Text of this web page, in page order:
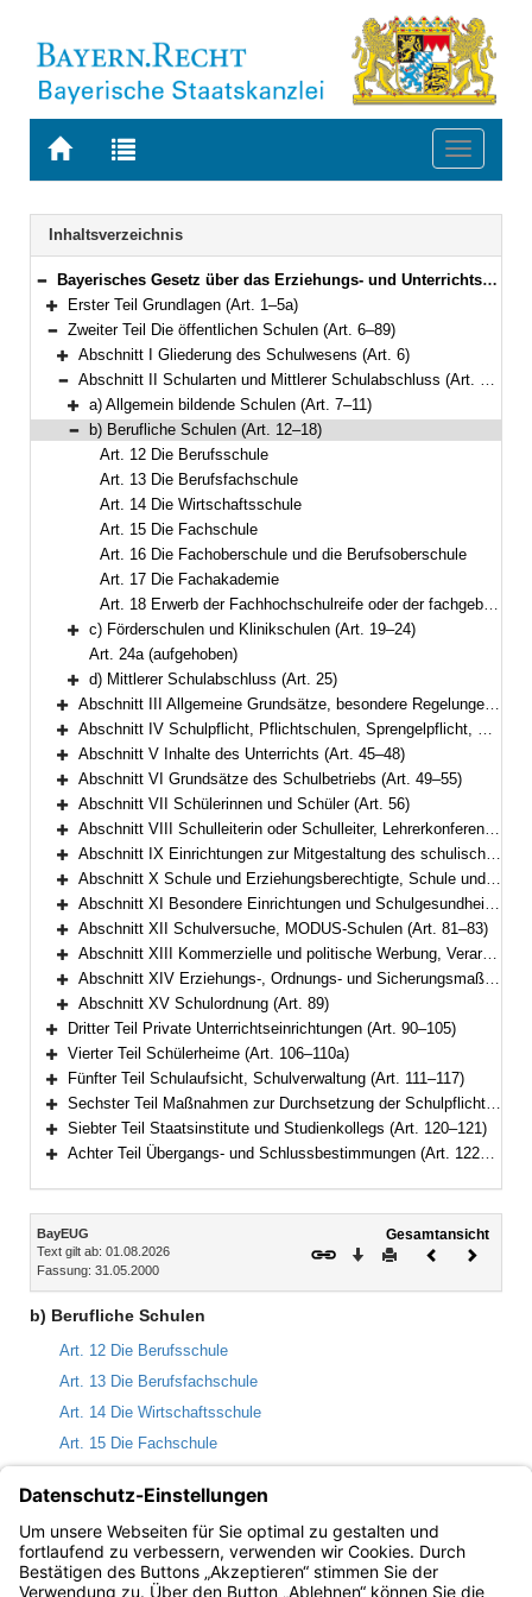
Zur
BAYERN.RECHT
Zur
letzten
Suche
Toggle
Navigation
Inhaltsverzeichnis
Bereich reduzieren
Bayerisches Gesetz über das Erziehungs- und Unterrichtswesen (BayEUG) in der Fassung der Bekanntmachung vom 31. Mai 2000 (GVBl. S. 414, 632) BayRS 2230-1-1-K (Art. 1–125)
Bereich erweitern
Erster Teil Grundlagen (Art. 1–5a)
Bereich reduzieren
Zweiter Teil Die öffentlichen Schulen (Art. 6–89)
Bereich erweitern
Abschnitt I Gliederung des Schulwesens (Art. 6)
Bereich reduzieren
Abschnitt II Schularten und Mittlerer Schulabschluss (Art. 7–25)
Bereich erweitern
a) Allgemein bildende Schulen (Art. 7–11)
Bereich reduzieren
b) Berufliche Schulen (Art. 12–18)
Art. 12 Die Berufsschule
Art. 13 Die Berufsfachschule
Art. 14 Die Wirtschaftsschule
Art. 15 Die Fachschule
Art. 16 Die Fachoberschule und die Berufsoberschule
Art. 17 Die Fachakademie
Art. 18 Erwerb der Fachhochschulreife oder der fachgebundenen Hochschulreife an beruflichen Schulen
Bereich erweitern
c) Förderschulen und Klinikschulen (Art. 19–24)
Art. 24a (aufgehoben)
Bereich erweitern
d) Mittlerer Schulabschluss (Art. 25)
Bereich erweitern
Abschnitt III Allgemeine Grundsätze, besondere Regelungen für Pflichtschulen (Art. 26–34)
Bereich erweitern
Abschnitt IV Schulpflicht, Pflichtschulen, Sprengelpflicht, Gastschulverhältnisse, Wahl des schulischen Bildungswegs (Art. 35–44)
Bereich erweitern
Abschnitt V Inhalte des Unterrichts (Art. 45–48)
Bereich erweitern
Abschnitt VI Grundsätze des Schulbetriebs (Art. 49–55)
Bereich erweitern
Abschnitt VII Schülerinnen und Schüler (Art. 56)
Bereich erweitern
Abschnitt VIII Schulleiterin oder Schulleiter, Lehrerkonferenz, Lehrkräfte und sonstiges Personal (Art. 57–61)
Bereich erweitern
Abschnitt IX Einrichtungen zur Mitgestaltung des schulischen Lebens (Art. 62–73)
Bereich erweitern
Abschnitt X Schule und Erziehungsberechtigte, Schule und Arbeitgeber (Art. 74–77)
Bereich erweitern
Abschnitt XI Besondere Einrichtungen und Schulgesundheit (Art. 78–80)
Bereich erweitern
Abschnitt XII Schulversuche, MODUS-Schulen (Art. 81–83)
Bereich erweitern
Abschnitt XIII Kommerzielle und politische Werbung, Verarbeitung personenbezogener Daten (Art. 84–85a)
Bereich erweitern
Abschnitt XIV Erziehungs-, Ordnungs- und Sicherungsmaßnahmen (Art. 86–88a)
Bereich erweitern
Abschnitt XV Schulordnung (Art. 89)
Bereich erweitern
Dritter Teil Private Unterrichtseinrichtungen (Art. 90–105)
Bereich erweitern
Vierter Teil Schülerheime (Art. 106–110a)
Bereich erweitern
Fünfter Teil Schulaufsicht, Schulverwaltung (Art. 111–117)
Bereich erweitern
Sechster Teil Maßnahmen zur Durchsetzung der Schulpflicht, Ordnungswidrigkeiten (Art. 118–119)
Bereich erweitern
Siebter Teil Staatsinstitute und Studienkollegs (Art. 120–121)
Achter Teil Übergangs- und Schlussbestimmungen (Art. 122–125)
Inhalt
BayEUG
Text gilt ab: 01.08.2026
Fassung: 31.05.2000
Gesamtansicht
Download
DruckenVorheriges
b) Berufliche Schulen
Art. 12 Die Berufsschule
Art. 13 Die Berufsfachschule
Art. 14 Die Wirtschaftsschule
Art. 15 Die Fachschule
Art. 17 Die Fachakademie
Art. 18 Erwerb der Fachhochschulreife oder der fachgebundenen
Hochschulreife an beruflichen Schulen